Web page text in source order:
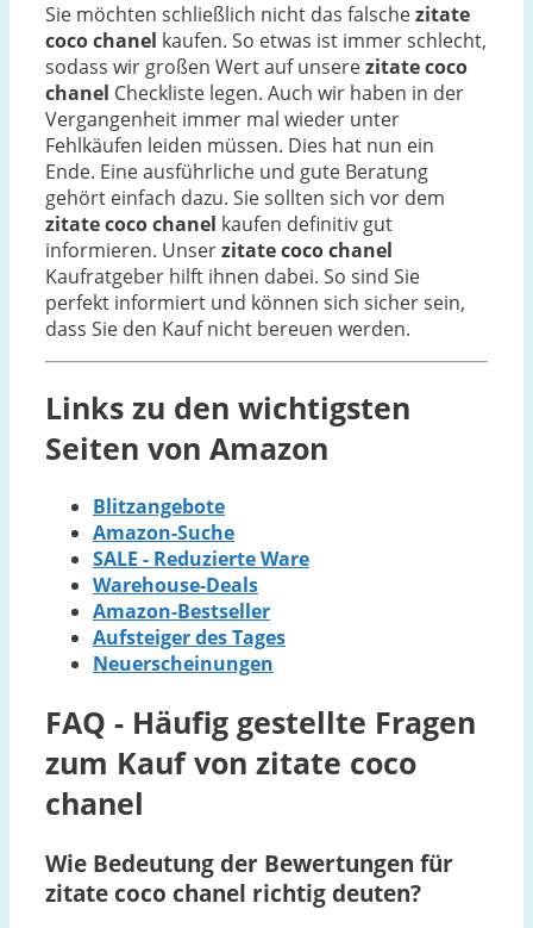
Sie möchten schließlich nicht das falschezitate
coco chanel kaufen. So etwas ist immer schlecht,
sodass wir großen Wert auf unserezitate coco
chanel Checkliste legen. Auch wir haben in der
Vergangenheit immer mal wieder unter
Fehlkäufen leiden müssen. Dies hat nun ein
Ende. Eine ausführliche und gute Beratung
gehört einfach dazu. Sie sollten sich vor dem
zitate coco chanel kaufen definitiv gut
informieren. Unserzitate coco chanel
Kaufratgeber hilft ihnen dabei. So sind Sie
perfekt informiert und können sich sicher sein,
dass Sie den Kauf nicht bereuen werden.
Links zu den wichtigsten
Seiten von Amazon
Blitzangebote
Amazon-Suche
SALE - Reduzierte Ware
Warehouse-Deals
Amazon-Bestseller
Aufsteiger des Tages
Neuerscheinungen
FAQ - Häufig gestellte Fragen
zum Kauf von zitate coco
chanel
Wie Bedeutung der Bewertungen für
zitate coco chanel richtig deuten?